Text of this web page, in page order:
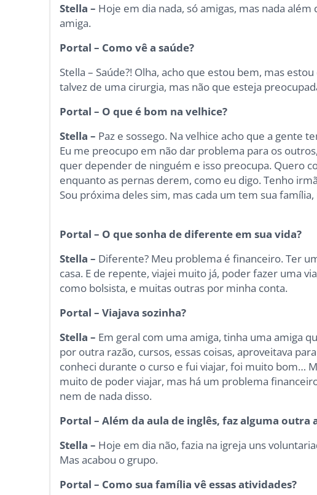
Stella – Hoje em dia nada, só amigas, mas nada
amiga.
Portal – Como vê a saúde?
Stella – Saúde?! Olha, acho que estou bem, mas
talvez de uma cirurgia, mas não que esteja
Portal – O que é bom na velhice?
Stella – Paz e sossego. Na velhice acho que a gente
Eu me preocupo em não dar problema para os
quer depender de ninguém e isso preocupa. Quero
enquanto as pernas derem, como eu digo. Tenho
Sou próxima deles sim, mas cada um tem sua
Portal – O que sonha de diferente em sua vida?
Stella – Diferente? Meu problema é financeiro. Ter
casa. E de repente, viajei muito já, poder fazer uma
como bolsista, e muitas outras por minha conta.
Portal – Viajava sozinha?
Stella – Em geral com uma amiga, tinha uma amiga
por outra razão, cursos, essas coisas, aproveitava
conheci durante o curso e fui viajar, foi muito bom…
muito de poder viajar, mas há um problema
nem de nada disso.
Portal – Além da aula de inglês, faz alguma outra
Stella – Hoje em dia não, fazia na igreja uns
Mas acabou o grupo.
Portal – Como sua família vê essas atividades?